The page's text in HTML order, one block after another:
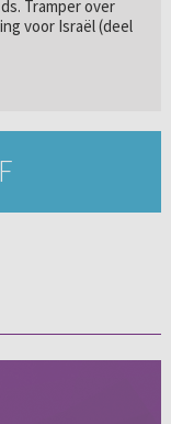
Tramper over
voor Israël (deel